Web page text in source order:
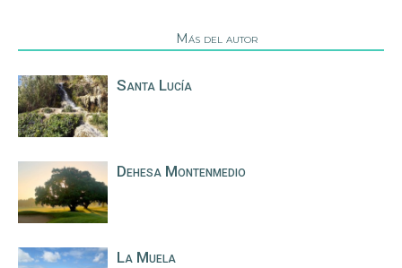
Más del autor
Santa Lucía
Dehesa Montenmedio
La Muela